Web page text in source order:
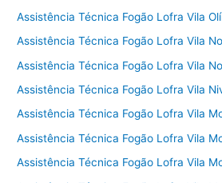
Assistência Técnica Fogão Lofra Vila
Assistência Técnica Fogão Lofra Vila
Assistência Técnica Fogão Lofra Vila
Assistência Técnica Fogão Lofra Vila
Assistência Técnica Fogão Lofra Vila
Assistência Técnica Fogão Lofra Vila
Assistência Técnica Fogão Lofra Vila